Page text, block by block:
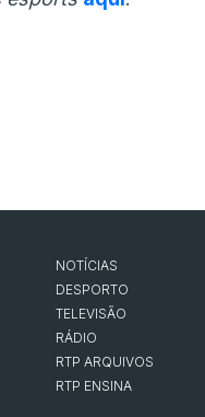
NOTÍCIAS
DESPORTO
TELEVISÃO
RÁDIO
RTP ARQUIVOS
RTP ENSINA